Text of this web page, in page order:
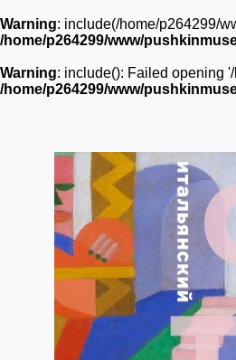
Warning: include(/home/p264299/
/home/p264299/www/
Warning: include(): Failed opening
/home/p264299/www/